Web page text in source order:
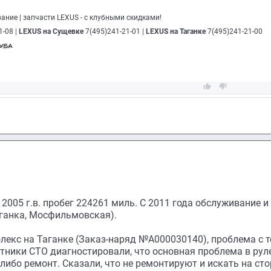
| запчасти LEXUS - с клубными скидками!
08 | LEXUS на Сущевке7(495)241-21-01 | LEXUS на Таганке7(495)241-21-00
 
г.в. пробег 224261 миль. С 2011 года обслуживание
Мосфильмовская).
на Таганке (Заказ-наряд №А000030140), проблема с
СТО диагностировали, что основная проблема в
ремонт. Сказали, что не ремонтируют и искать на